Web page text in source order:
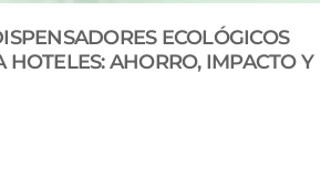
ECOLÓGICOS
HOTELES: AHORRO, IMPACTO Y